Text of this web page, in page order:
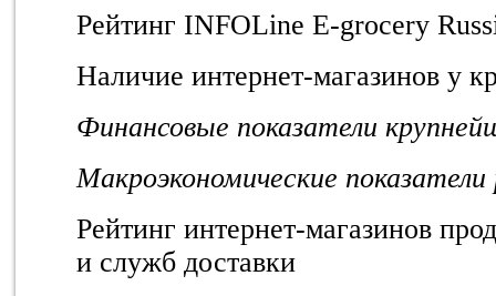
Рейтинг INFOLine E-grocery
Наличие интернет-магазинов у
Финансовые показатели
Макроэкономические показатели
Рейтинг интернет-магазинов
и служб доставки